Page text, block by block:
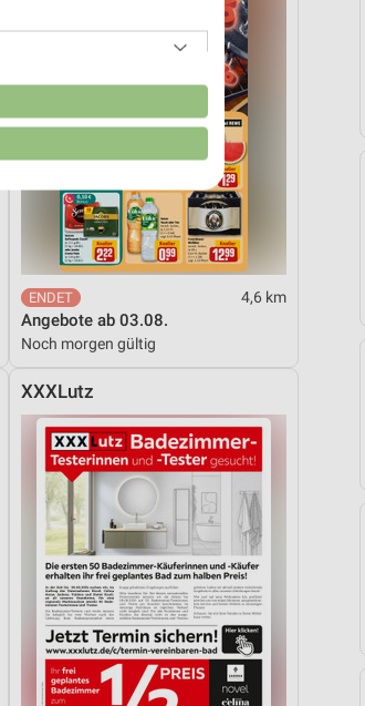
4,6 km
Angebote ab 03.08.
Noch morgen gültig
XXXLutz